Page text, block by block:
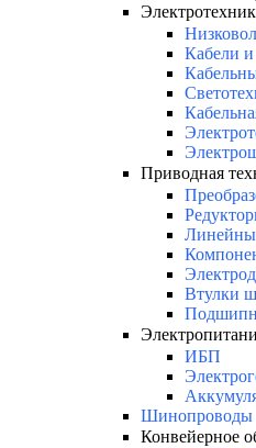
Кабели
Приводная
Втулки
ИБП
Шинопроводы
Конвейерное